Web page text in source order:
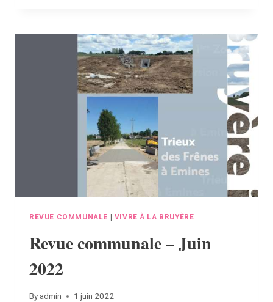
JUIN
2022
REVUE COMMUNALE VIVRE À LA BRUYÈRE
Revue communale – Juin
2022
By admin 1 juin 2022